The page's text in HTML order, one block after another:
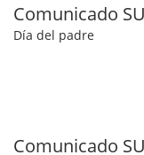
Comunicado
Día del padre
Comunicado